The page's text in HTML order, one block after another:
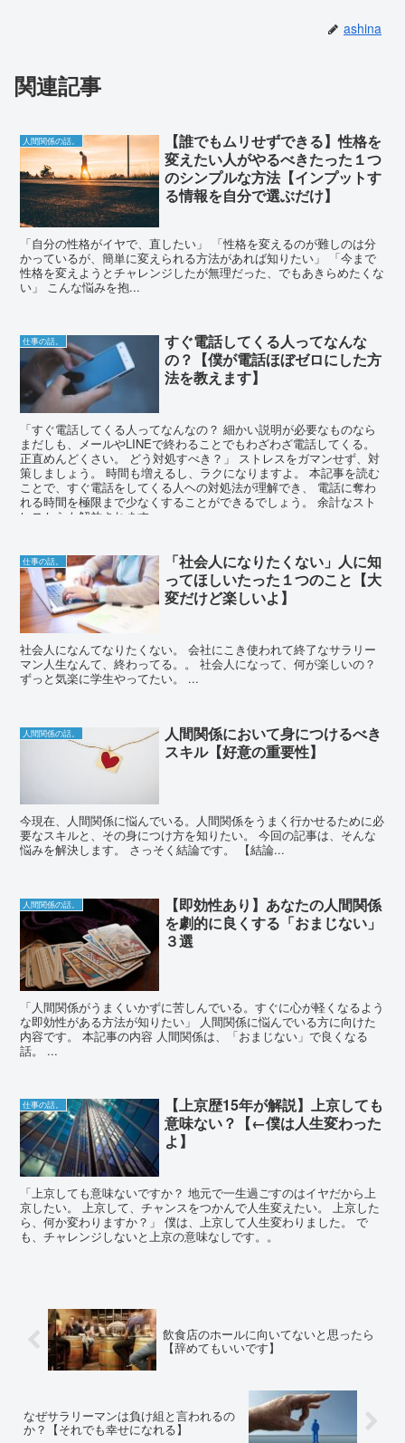
ashina
関連記事
人間関係の話。
【誰でもムリせずできる】性格を
変えたい人がやるべきたった１つ
のシンプルな方法【インプットす
る情報を自分で選ぶだけ】
「自分の性格がイヤで、直したい」 「性格を変えるのが難しのは分
かっているが、簡単に変えられる方法があれば知りたい」 「今まで
性格を変えようとチャレンジしたが無理だった、でもあきらめたくな
い」 こんな悩みを抱...
仕事の話。
すぐ電話してくる人ってなんな
の？【僕が電話ほぼゼロにした方
法を教えます】
「すぐ電話してくる人ってなんなの？ 細かい説明が必要なものなら
まだしも、メールやLINEで終わることでもわざわざ電話してくる。
正直めんどくさい。 どう対処すべき？」 ストレスをガマンせず、対
策しましょう。 時間も増えるし、ラクになりますよ。 本記事を読む
ことで、すぐ電話をしてくる人ヘの対処法が理解でき、 電話に奪わ
れる時間を極限まで少なくすることができるでしょう。 余計なスト
レスからも解放されます。
仕事の話。
「社会人になりたくない」人に知
ってほしいたった１つのこと【大
変だけど楽しいよ】
社会人になんてなりたくない。 会社にこき使われて終了なサラリー
マン人生なんて、終わってる。。 社会人になって、何が楽しいの？
ずっと気楽に学生やってたい。 ...
人間関係の話。
人間関係において身につけるべき
スキル【好意の重要性】
今現在、人間関係に悩んでいる。人間関係をうまく行かせるために必
要なスキルと、その身につけ方を知りたい。 今回の記事は、そんな
悩みを解決します。 さっそく結論です。 【結論...
人間関係の話。
【即効性あり】あなたの人間関係
を劇的に良くする「おまじない」
３選
「人間関係がうまくいかずに苦しんでいる。すぐに心が軽くなるよう
な即効性がある方法が知りたい」 人間関係に悩んでいる方に向けた
内容です。 本記事の内容 人間関係は、「おまじない」で良くなる
話。 ...
仕事の話。
【上京歴15年が解説】上京しても
意味ない？【←僕は人生変わった
よ】
「上京しても意味ないですか？ 地元で一生過ごすのはイヤだから上
京したい。 上京して、チャンスをつかんで人生変えたい。 上京した
ら、何か変わりますか？」 僕は、上京して人生変わりました。 で
も、チャレンジしないと上京の意味なしです。。
飲食店のホールに向いてないと思ったら
【辞めてもいいです】
なぜサラリーマンは負け組と言われるの
か？【それでも幸せになれる】